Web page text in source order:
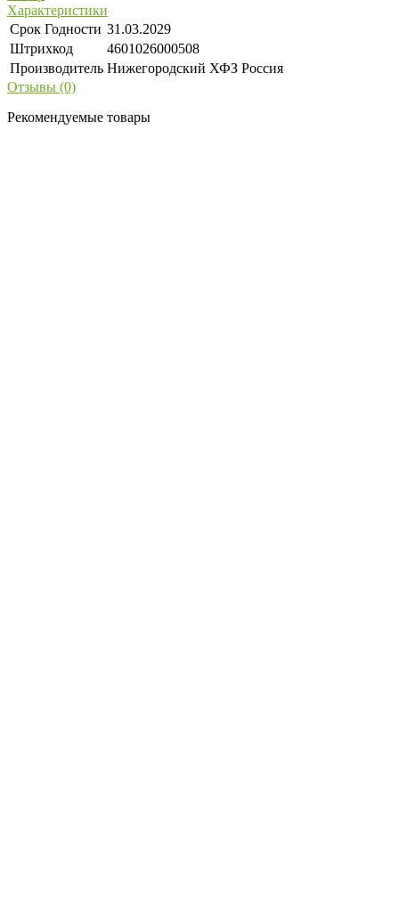
Характеристики
Срок Годности 31.03.2029
Штрихкод
4601026000508
Производитель Нижегородский ХФЗ Россия
Отзывы (0)
Рекомендуемые товары